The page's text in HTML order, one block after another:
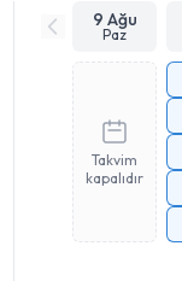
9 Ağu
Paz
Takvim
kapalıdır